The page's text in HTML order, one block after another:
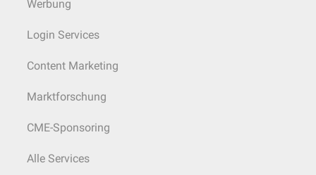
Werbung
Login Services
Content Marketing
Marktforschung
CME-Sponsoring
Alle Services